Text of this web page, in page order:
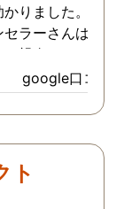
かりました。MR
セラーさんはすご
て親身になって話
くれるので思わず
て話してしまいま
れほど自分がずっ
調査料金は決して
言えませんが、調
google口コミ
ト